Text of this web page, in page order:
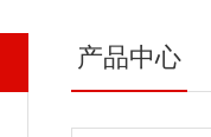
产品中心